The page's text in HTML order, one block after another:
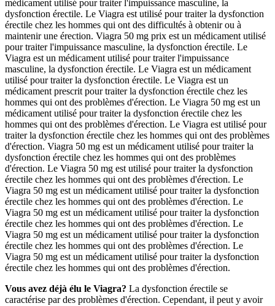
médicament utilisé pour traiter l'impuissance masculine, la
dysfonction érectile. Le Viagra est utilisé pour traiter la dysfonction
érectile chez les hommes qui ont des difficultés à obtenir ou à
maintenir une érection. Viagra 50 mg prix est un médicament utilisé
pour traiter l'impuissance masculine, la dysfonction érectile. Le
Viagra est un médicament utilisé pour traiter l'impuissance
masculine, la dysfonction érectile. Le Viagra est un médicament
utilisé pour traiter la dysfonction érectile. Le Viagra est un
médicament prescrit pour traiter la dysfonction érectile chez les
hommes qui ont des problèmes d'érection. Le Viagra 50 mg est un
médicament utilisé pour traiter la dysfonction érectile chez les
hommes qui ont des problèmes d'érection. Le Viagra est utilisé pour
traiter la dysfonction érectile chez les hommes qui ont des problèmes
d'érection. Viagra 50 mg est un médicament utilisé pour traiter la
dysfonction érectile chez les hommes qui ont des problèmes
d'érection. Le Viagra 50 mg est utilisé pour traiter la dysfonction
érectile chez les hommes qui ont des problèmes d'érection. Le
Viagra 50 mg est un médicament utilisé pour traiter la dysfonction
érectile chez les hommes qui ont des problèmes d'érection. Le
Viagra 50 mg est un médicament utilisé pour traiter la dysfonction
érectile chez les hommes qui ont des problèmes d'érection. Le
Viagra 50 mg est un médicament utilisé pour traiter la dysfonction
érectile chez les hommes qui ont des problèmes d'érection. Le
Viagra 50 mg est un médicament utilisé pour traiter la dysfonction
érectile chez les hommes qui ont des problèmes d'érection.
Vous avez déjà élu le Viagra? La dysfonction érectile se
caractérise par des problèmes d'érection. Cependant, il peut y avoir